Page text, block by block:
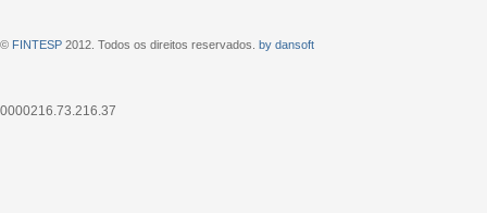
© FINTESP 2012. Todos os direitos reservados. by dansoft
0000216.73.216.37